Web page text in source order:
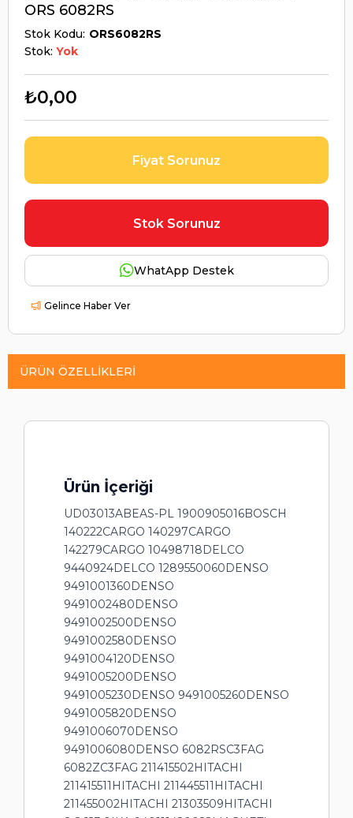
ORS 6082RS
Stok Kodu ORS6082RS
Stok: Yok
₺0,00
Fiyat Sorunuz
Stok Sorunuz
WhatApp Destek
Gelince Haber Ver
ÜRÜN ÖZELLIKLERI
Ürün İçeriği
UD03013ABEAS-PL 1900905016BOSCH
140222CARGO 140297CARGO
142279CARGO 10498718DELCO
9440924DELCO 1289550060DENSO
9491001360DENSO
9491002480DENSO
9491002500DENSO
9491002580DENSO
9491004120DENSO
9491005200DENSO
9491005230DENSO 9491005260DENSO
9491005820DENSO
9491006070DENSO
9491006080DENSO 6082RSC3FAG
6082ZC3FAG 211415502HITACHI
211415511HITACHI 211445511HITACHI
211455002HITACHI 21303509HITACHI